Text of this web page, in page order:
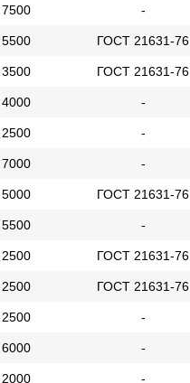
7500 -
5500 ГОСТ 21631-76
3500 ГОСТ 21631-76
4000 -
2500 -
7000 -
5000 ГОСТ 21631-76
5500 -
2500 ГОСТ 21631-76
2500 ГОСТ 21631-76
2500 -
6000 -
2000 -